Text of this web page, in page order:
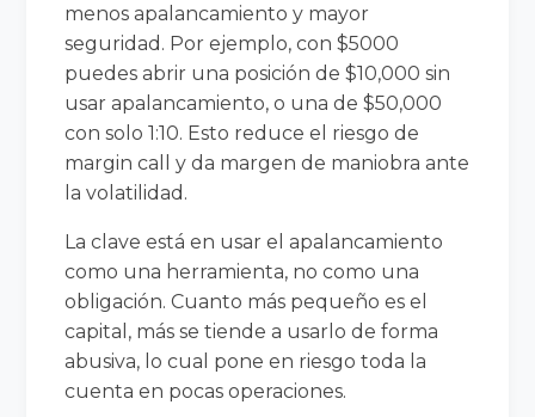
menos apalancamiento y mayor
seguridad. Por ejemplo, con $5000
puedes abrir una posición de $10,000 sin
usar apalancamiento, o una de $50,000
con solo 1:10. Esto reduce el riesgo de
margin call y da margen de maniobra ante
la volatilidad.
La clave está en usar el apalancamiento
como una herramienta, no como una
obligación. Cuanto más pequeño es el
capital, más se tiende a usarlo de forma
abusiva, lo cual pone en riesgo toda la
cuenta en pocas operaciones.